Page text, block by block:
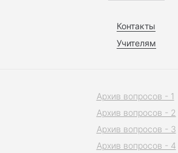
Контакты
Учителям
Архив вопросов - 1
Архив вопросов - 2
Архив вопросов - 3
Архив вопросов - 4